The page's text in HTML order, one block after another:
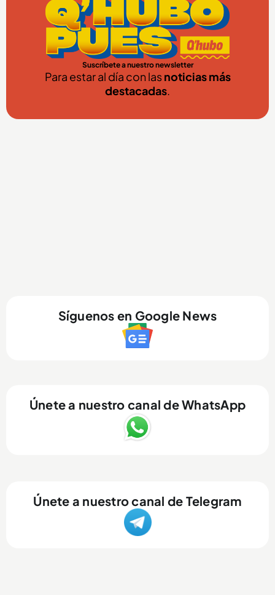
Suscríbete a nuestro newsletter
Para estar al día con lasnoticias más
destacadas.
Síguenos en Google News
Únete a nuestro canal de WhatsApp
Únete a nuestro canal de Telegram